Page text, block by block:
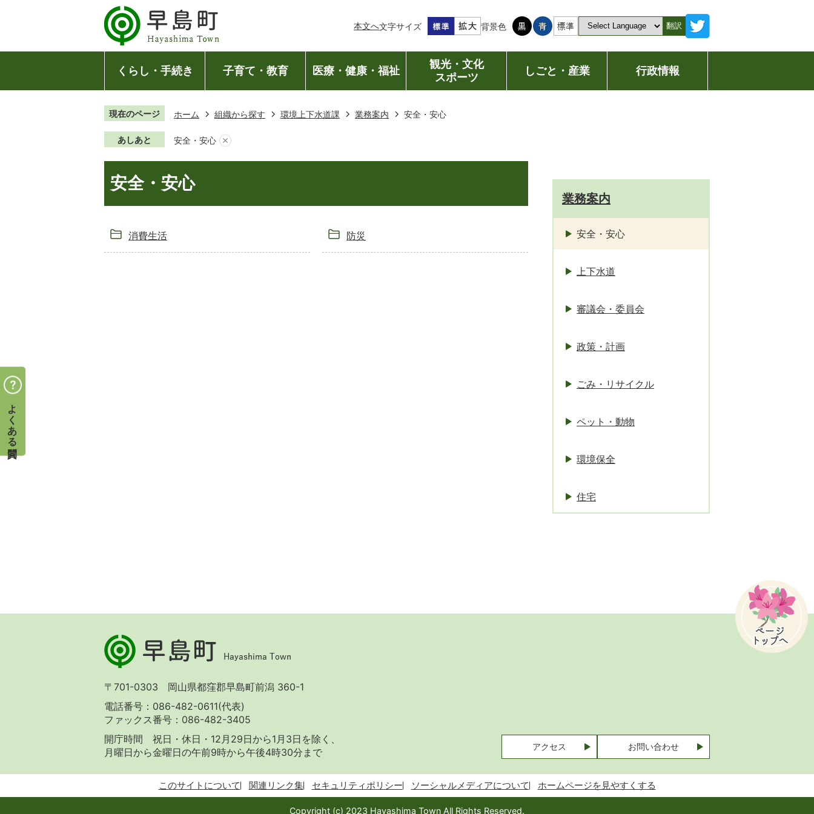
本文へ文字サイズ 背景色 翻訳
くらし・手続き 子育て・教育 医療・健康・福祉
観光・文化
スポーツ
しごと・産業 行政情報
現在のページ ホーム 組織から探す 環境上下水道課 業務案内 安全・安心
あしあと 安全・安心
安全・安心
消費生活 防災
業務案内
安全・安心
上下水道
審議会・委員会
政策・計画
ごみ・リサイクル
ペット・動物
環境保全
住宅
よくある質問
早
島
町
Hayashima
Town
〒701-0303 岡山県都窪郡早島町前潟 360-1
電話番号：086-482-0611(代表)
ファックス番号：086-482-3405
開庁時間 祝日・休日・12月29日から1月3日を除く、
月曜日から金曜日の午前9時から午後4時30分まで
アクセス お問い合わせ
このサイトについて 関連リンク集 セキュリティポリシー ソーシャルメディアについて ホームページを見やすくする
Copyright (c) 2023 Hayashima Town All Rights Reserved.